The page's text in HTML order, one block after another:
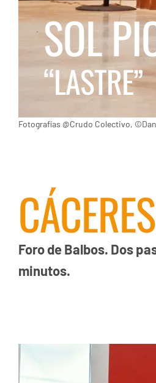
SOL
“LASTRE”
Fotografías @Crudo Colectivo,
CÁCERES
Foro de Balbos. Dos
minutos.